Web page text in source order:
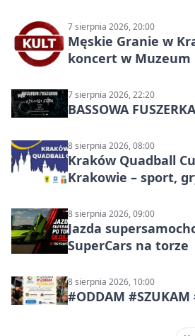
7 sierpnia 2026, 20:00
Męskie Granie w
koncert w
7 sierpnia 2026, 22:20
BASSOWA
8 sierpnia 2026, 08:00
Kraków Quadball
Krakowie – sport,
8 sierpnia 2026, 09:00
Jazda
SuperCars na torze
8 sierpnia 2026, 10:00
#ODDAM #SZUKAM